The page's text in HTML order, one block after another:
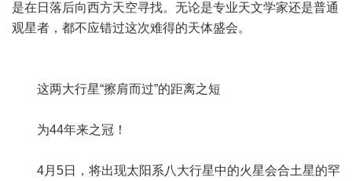
是在日落后向西方天空寻找。无论是专业天文学家还是普通
观星者，都不应错过这次难得的天体盛会。
这两大行星“擦肩而过”的距离之短
为44年来之冠！
4月5日，将出现太阳系八大行星中的火星会合土星的罕